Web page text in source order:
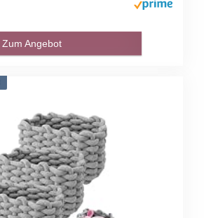
Zum Angebot